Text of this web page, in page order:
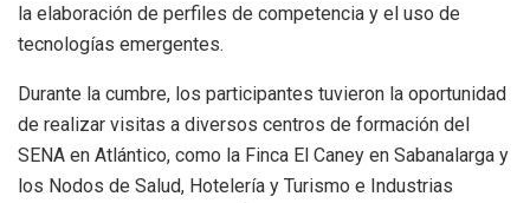
la elaboración de perfiles de competencia y el uso de
tecnologías emergentes.
Durante la cumbre, los participantes tuvieron la oportunidad
de realizar visitas a diversos centros de formación del
SENA en Atlántico, como la Finca El Caney en Sabanalarga y
los Nodos de Salud, Hotelería y Turismo e Industrias